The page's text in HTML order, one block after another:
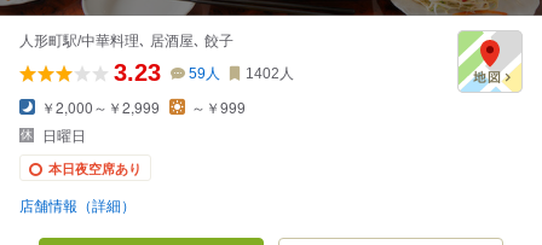
人形町駅/中華料理､ 居酒屋､ 餃子
3.23 59人 1402 人
￥2,000～￥2,999
～￥999
日曜日
本日夜空席あり
店舗情報（詳細）